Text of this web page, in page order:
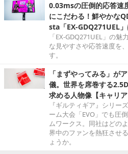
0.03msの圧倒的応答速
にこだわる！鮮やかな
sta「EX-GDQ271UEL
「EX-GDQ271UEL」の
な見やすさや応答速度を
す。
「まずやってみる」が
儀。世界を席巻する
求める人物像【キャリア
『ギルティギア』シリー
ーム大会「EVO」でも圧
ムワークス。同社はどの
界中のファンを熱狂させ
ょうか。